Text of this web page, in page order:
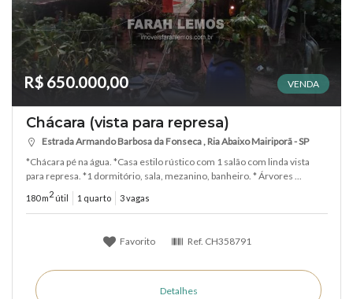
R$ 650.000,00 VENDA
Chácara (vista para represa)
Estrada Armando Barbosa da Fonseca , Ria Abaixo Mairiporã - SP
*Chácara pé na água. *Casa estilo rústico com 1 salão com linda vista
para represa. *1 dormitório, sala, mezanino, banheiro. * Árvores ...
180 m2 útil 1 quarto 3 vagas
Favorito Ref. CH358791
Detalhes